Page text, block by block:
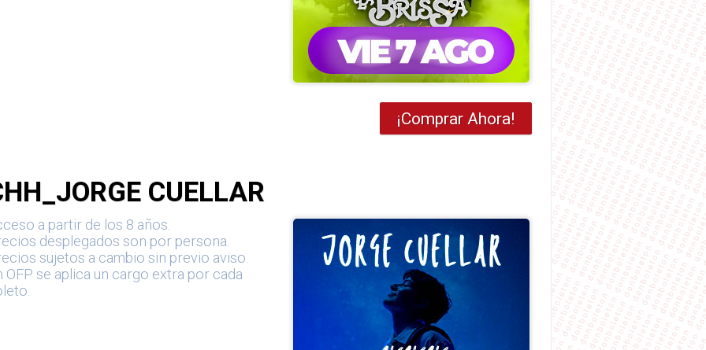
¡Comprar Ahora!
CUELLAR
a partir de los 8 años.
desplegados son por persona.
sujetos a cambio sin previo aviso.
OFP se aplica un cargo extra por cada